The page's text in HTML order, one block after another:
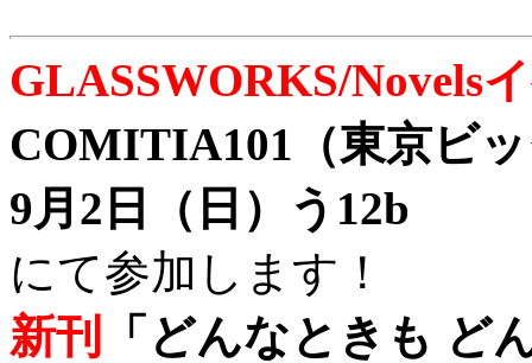
GLASSWORKS/Novels
COMITIA101（東京ビ
9月2日（日）う12b
にて参加します！
新刊
「どんなときも ど